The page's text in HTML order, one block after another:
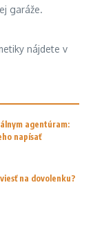
garáže.
nájdete v
agentúram:
napísať
na dovolenku?